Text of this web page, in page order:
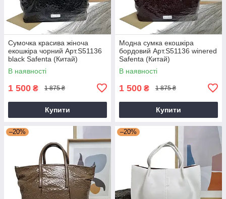
Сумочка красива жіноча
екошкіра чорний Арт.S51136
black Safenta (Китай)
В наявності
1 500 ₴ 1 875 ₴
Купити
Модна сумка екошкіра
бордовий Арт.S51136 winered
Safenta (Китай)
В наявності
1 500 ₴ 1 875 ₴
Купити
–20% –20%